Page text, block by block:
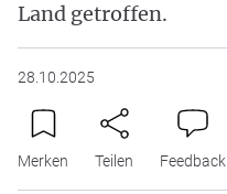
Land getroffen.
28.10.2025
Merken Teilen Feedback